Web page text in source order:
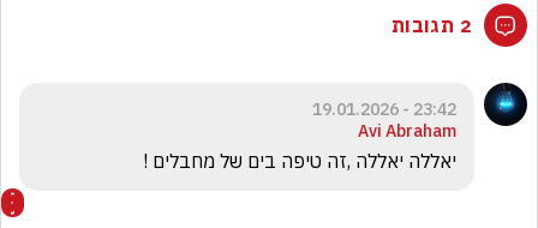
2 תגובות
23:42 - 19.01.2026
Avi Abraham
יאללה יאללה ,זה טיפה בים של מחבלים !